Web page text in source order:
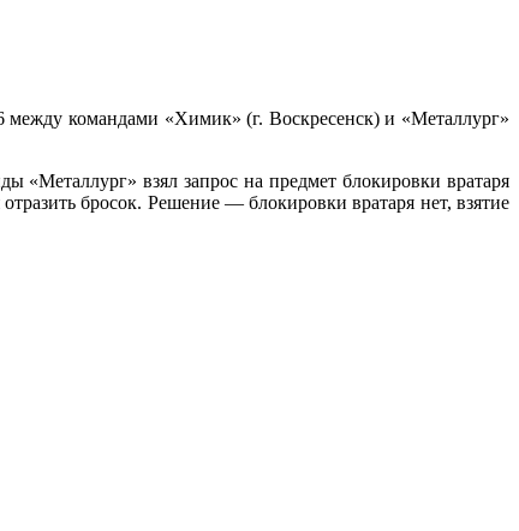
командами «Химик» (г. Воскресенск) и «Металлург»
взял запрос на предмет блокировки вратаря
бросок. Решение — блокировки вратаря нет, взятие